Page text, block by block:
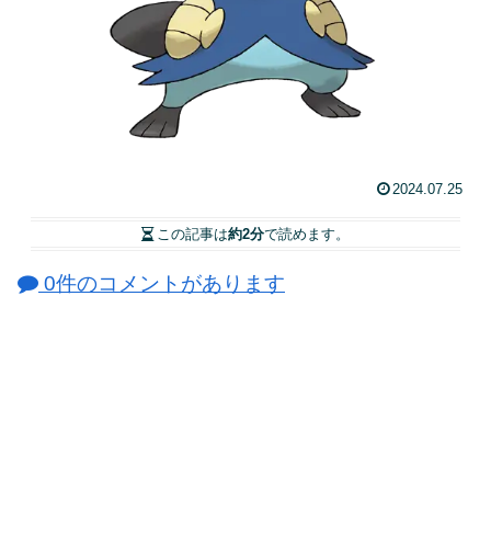
2024.07.25
この記事は約2分で読めます。
0件のコメントがあります